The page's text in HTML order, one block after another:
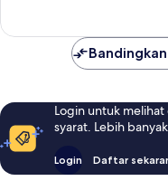
ulasan
Login untuk
syarat. Lebih
Login Daftar